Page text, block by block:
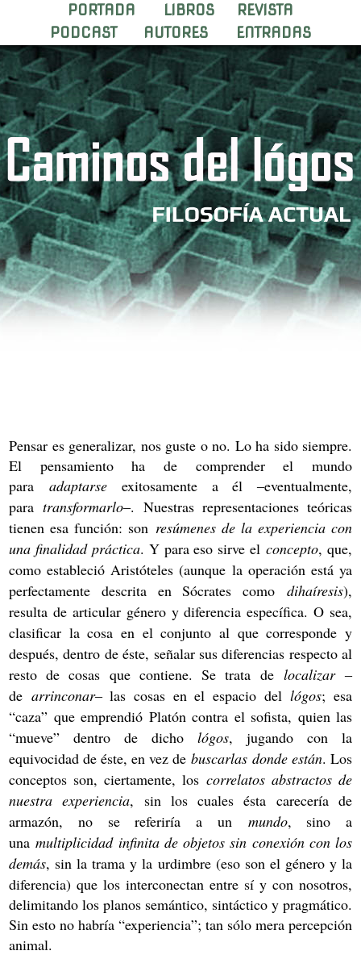
PORTADA LIBROS
REVISTA
PODCAST
AUTORES ENTRADAS
Pensar es generalizar, nos guste o no. Lo ha sido siempre.
El pensamiento ha de comprender el mundo
para
adaptarse exitosamente a él‒eventualmente,
para transformarlo‒. Nuestras representaciones teóricas
tienen esa función: son resúmenes de la experiencia con
una finalidad práctica. Y para eso sirve el concepto, que,
como estableció Aristóteles (aunque la operación está ya
perfectamente descrita en Sócrates como
dihaíresis),
resulta de articular género y diferencia específica. O sea,
clasificar la cosa en el conjunto al que corresponde y
después, dentro de éste, señalar sus diferencias respecto al
resto de cosas que contiene. Se trata de localizar ‒
de arrinconar‒las cosas en el espacio del lógos; esa
“caza” que emprendió Platón contra el sofista, quien las
“mueve” dentro de dicho
lógos, jugando con la
equivocidad de éste, en vez de buscarlas donde están. Los
conceptos son, ciertamente, los correlatos abstractos de
nuestra experiencia, sin los cuales ésta carecería de
armazón, no se referiría a un
mundo, sino a
una multiplicidad infinita de objetos sin conexión con los
demás, sin la trama y la urdimbre (eso son el género y la
diferencia) que los interconectan entre sí y con nosotros,
delimitando los planos semántico, sintáctico y pragmático.
Sin esto no habría “experiencia”; tan sólo mera percepción
animal.